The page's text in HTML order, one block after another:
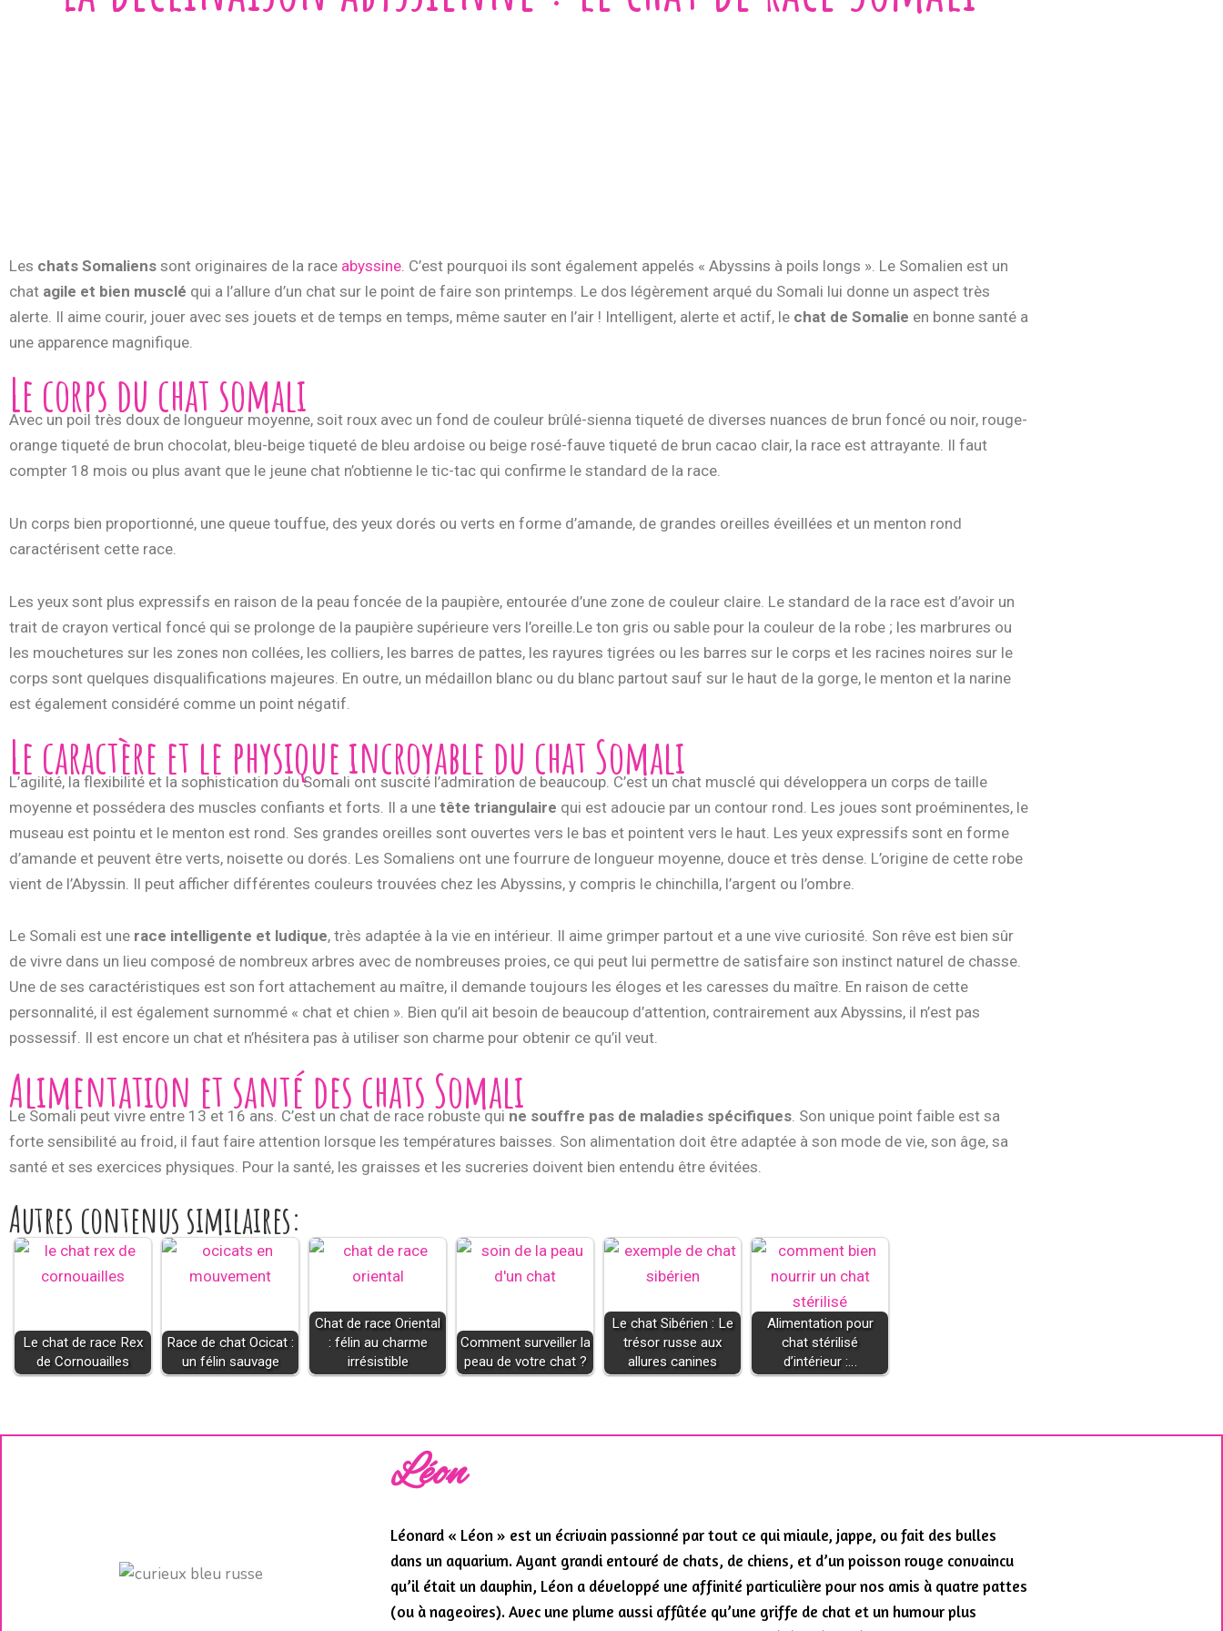
Les chats Somaliens sont originaires de la race abyssine . C’est pourquoi ils sont également appelés « Abyssins à poils longs ». Le Somalien est un
chat agile et bien musclé qui a l’allure d’un chat sur le point de faire son printemps. Le dos légèrement arqué du Somali lui donne un aspect très
alerte. Il aime courir, jouer avec ses jouets et de temps en temps, même sauter en l’air ! Intelligent, alerte et actif, le chat de Somalie en bonne santé a
une apparence magnifique.
Le corps du chat somali
Avec un poil très doux de longueur moyenne, soit roux avec un fond de couleur brûlé-sienna tiqueté de diverses nuances de brun foncé ou noir, rouge-
orange tiqueté de brun chocolat, bleu-beige tiqueté de bleu ardoise ou beige rosé-fauve tiqueté de brun cacao clair, la race est attrayante. Il faut
compter 18 mois ou plus avant que le jeune chat n’obtienne le tic-tac qui confirme le standard de la race.
Un corps bien proportionné, une queue touffue, des yeux dorés ou verts en forme d’amande, de grandes oreilles éveillées et un menton rond
caractérisent cette race.
Les yeux sont plus expressifs en raison de la peau foncée de la paupière, entourée d’une zone de couleur claire. Le standard de la race est d’avoir un
trait de crayon vertical foncé qui se prolonge de la paupière supérieure vers l’oreille.Le ton gris ou sable pour la couleur de la robe ; les marbrures ou
les mouchetures sur les zones non collées, les colliers, les barres de pattes, les rayures tigrées ou les barres sur le corps et les racines noires sur le
corps sont quelques disqualifications majeures. En outre, un médaillon blanc ou du blanc partout sauf sur le haut de la gorge, le menton et la narine
est également considéré comme un point négatif.
Le caractère et le physique incroyable du chat Somali
L’agilité, la flexibilité et la sophistication du Somali ont suscité l’admiration de beaucoup. C’est un chat musclé qui développera un corps de taille
moyenne et possédera des muscles confiants et forts. Il a une tête triangulaire qui est adoucie par un contour rond. Les joues sont proéminentes, le
museau est pointu et le menton est rond. Ses grandes oreilles sont ouvertes vers le bas et pointent vers le haut. Les yeux expressifs sont en forme
d’amande et peuvent être verts, noisette ou dorés. Les Somaliens ont une fourrure de longueur moyenne, douce et très dense. L’origine de cette robe
vient de l’Abyssin. Il peut afficher différentes couleurs trouvées chez les Abyssins, y compris le chinchilla, l’argent ou l’ombre.
Le Somali est une race intelligente et ludique, très adaptée à la vie en intérieur. Il aime grimper partout et a une vive curiosité. Son rêve est bien sûr
de vivre dans un lieu composé de nombreux arbres avec de nombreuses proies, ce qui peut lui permettre de satisfaire son instinct naturel de chasse.
Une de ses caractéristiques est son fort attachement au maître, il demande toujours les éloges et les caresses du maître. En raison de cette
personnalité, il est également surnommé « chat et chien ». Bien qu’il ait besoin de beaucoup d’attention, contrairement aux Abyssins, il n’est pas
possessif. Il est encore un chat et n’hésitera pas à utiliser son charme pour obtenir ce qu’il veut.
Alimentation et santé des chats Somali
Le Somali peut vivre entre 13 et 16 ans. C’est un chat de race robuste qui ne souffre pas de maladies spécifiques. Son unique point faible est sa
forte sensibilité au froid, il faut faire attention lorsque les températures baisses. Son alimentation doit être adaptée à son mode de vie, son âge, sa
santé et ses exercices physiques. Pour la santé, les graisses et les sucreries doivent bien entendu être évitées.
Autres contenus similaires:
Le chat de race Rex
de Cornouailles
Race de chat Ocicat :
un félin sauvage
Chat de race Oriental
: félin au charme
irrésistible
Comment surveiller la
peau de votre chat ?
Le chat Sibérien : Le
trésor russe aux
allures canines
Alimentation pour
chat stérilisé
d’intérieur :…
Léon
Léonard « Léon » est un écrivain passionné par tout ce qui miaule, jappe, ou fait des bulles
dans un aquarium. Ayant grandi entouré de chats, de chiens, et d’un poisson rouge convaincu
qu’il était un dauphin, Léon a développé une affinité particulière pour nos amis à quatre pattes
(ou à nageoires). Avec une plume aussi affûtée qu’une griffe de chat et un humour plus